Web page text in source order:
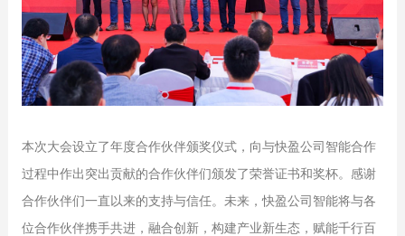
本次大会设立了年度合作伙伴颁奖仪式，向与快盈公司智能合作
过程中作出突出贡献的合作伙伴们颁发了荣誉证书和奖杯。感谢
合作伙伴们一直以来的支持与信任。未来，快盈公司智能将与各
位合作伙伴携手共进，融合创新，构建产业新生态，赋能千行百